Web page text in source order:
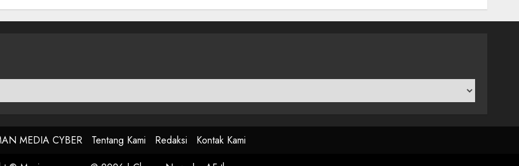
MEDIA CYBER Tentang Kami Redaksi
Kontak Kami